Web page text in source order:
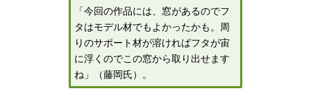
「今回の作品には、窓があるのでフ
タはモデル材でもよかったかも。周
りのサポート材が溶ければフタが宙
に浮くのでこの窓から取り出せます
ね」（藤岡氏）。